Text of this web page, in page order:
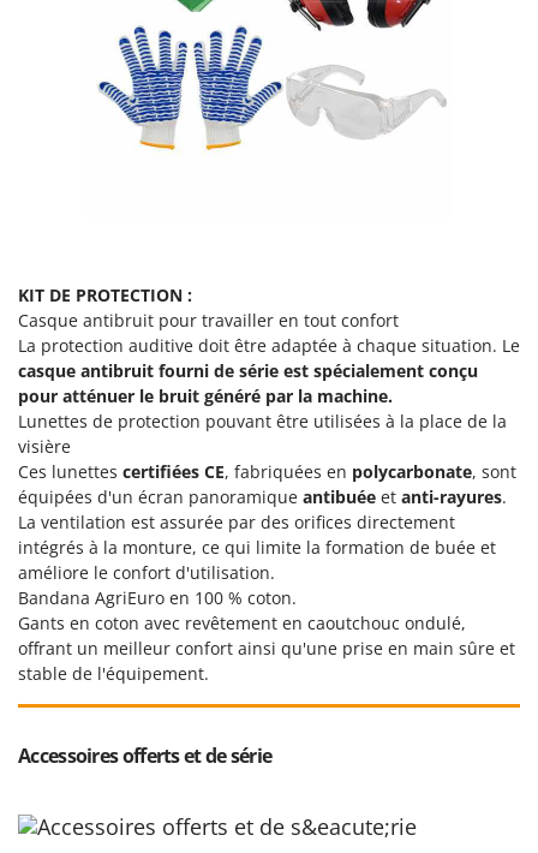
Scies alternatives à batterie
Scies de jardin télescopiques
Sécateurs électriques à batterie
Sécateurs et Échenilloirs manuels
Sécateurs pneumatiques
Soufreuses - Poudreuses à dos
Soufreuses - Poudreuses pour tracteur
T
Taille-haies
Taille-haies à bras pour tracteur
Tarières
Tondeuses à Gazon
Tondeuses autoportées
Tondeuses débroussailleuses thermiques
Trancheuses
Trancheuses de sol
Transpalettes
Tronçonneuses
V
Vêtements de Sécurité
Italyco
Kasco
Kemper
Keter
KitchenAid
Komo
L
Laica
Lampacrescia - MGM
Landxcape
LAR Casalinghi
Lavor
Lotusgrill
M
M.A.I.BO.
KIT DE PROTECTION :
Casque antibruit pour travailler en tout confort
La protection auditive doit être adaptée à chaque situation. Le
casque antibruit fourni de série est spécialement conçu
pour atténuer le bruit généré par la machine.
Lunettes de protection pouvant être utilisées à la place de la
visière
Ces lunettes certifiées CE, fabriquées en polycarbonate, sont
équipées d'un écran panoramique antibuée et anti-rayures.
La ventilation est assurée par des orifices directement
intégrés à la monture, ce qui limite la formation de buée et
améliore le confort d'utilisation.
Bandana AgriEuro en 100 % coton.
Gants en coton avec revêtement en caoutchouc ondulé,
offrant un meilleur confort ainsi qu'une prise en main sûre et
stable de l'équipement.
Accessoires offerts et de série